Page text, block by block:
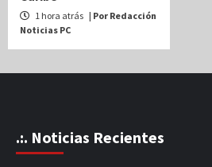
1 hora atrás | Por Redacción
Noticias PC
.:. Noticias Recientes